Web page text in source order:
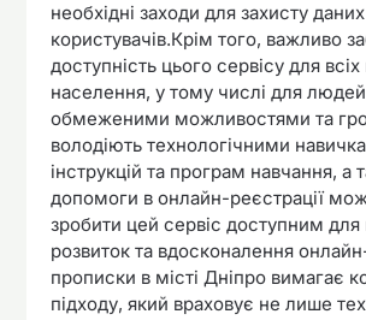
необхідні заходи для захисту даних
користувачів.Крім того, важливо
доступність цього сервісу для
населення, у тому числі для
обмеженими можливостями та
володіють технологічними
інструкцій та програм навчання, а
допомоги в онлайн-реєстрації
зробити цей сервіс доступним для
розвиток та вдосконалення
прописки в місті Дніпро вимагає
підходу, який враховує не лише